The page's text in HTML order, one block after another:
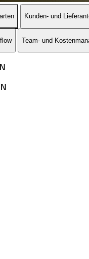
Kunden- und
Team- und